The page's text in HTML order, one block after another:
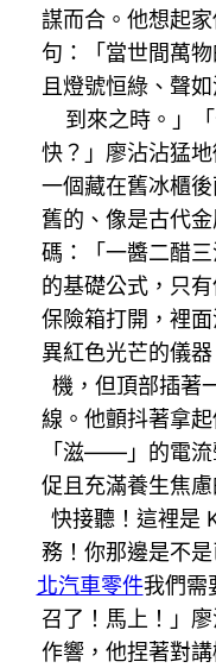
謀而合。他想起
句：「當世間萬
且燈號恒綠、聲
到來之時。」
快？」廖沾沾猛
一個藏在舊冰櫃
舊的、像是古代
碼：「一醬二醋
的基礎公式，只
保險箱打開，裡
異紅色光芒的儀
機，但頂部插著
線。他顫抖著拿
「滋——」的電流
促且充滿養生焦
快接聽！這裡是
務！你那邊是不
北汽車零件我們需
召了！馬上！」
作響，他捏著對